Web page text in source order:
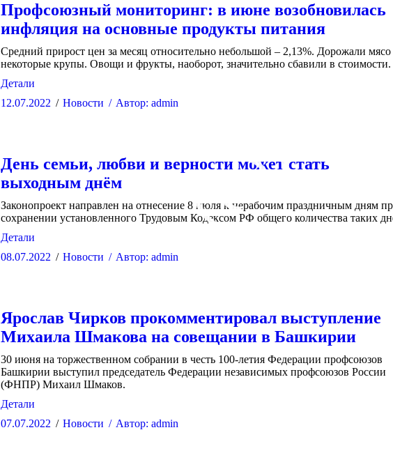
Профсоюзный мониторинг: в июне возобновилась
инфляция на основные продукты питания
Средний прирост цен за месяц относительно небольшой – 2,13%. Дорожали мясо
некоторые крупы. Овощи и фрукты, наоборот, значительно сбавили в стоимости.
Детали
12.07.2022
Новости Автор:admin
День семьи, любви и верности может стать
выходным днём
Законопроект направлен на отнесение 8 июля к нерабочим праздничным дням
сохранении установленного Трудовым Кодексом РФ общего количества таких
Детали
08.07.2022
Новости Автор:admin
Ярослав Чирков прокомментировал выступление
Михаила Шмакова на совещании в Башкирии
30 июня на торжественном собрании в честь 100-летия Федерации профсоюзов
Башкирии выступил председатель Федерации независимых профсоюзов России
(ФНПР) Михаил Шмаков.
Детали
07.07.2022
Новости Автор:admin